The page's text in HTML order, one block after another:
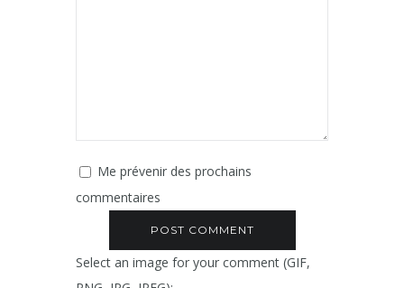
Me prévenir des prochains
commentaires
Select an image for your comment (GIF,